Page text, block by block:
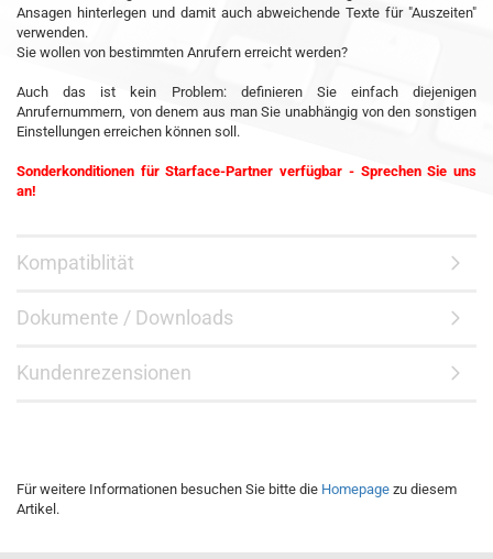
Ansagen hinterlegen und damit auch abweichende Texte für "Auszeiten"
verwenden.
Sie wollen von bestimmten Anrufern erreicht werden?
Auch das ist kein Problem: definieren Sie einfach diejenigen
Anrufernummern, von denem aus man Sie unabhängig von den sonstigen
Einstellungen erreichen können soll.
Sonderkonditionen für Starface-Partner verfügbar - Sprechen Sie uns
an!
Kompatiblität
Dokumente / Downloads
Kundenrezensionen
Für weitere Informationen besuchen Sie bitte die Homepage zu diesem
Artikel.